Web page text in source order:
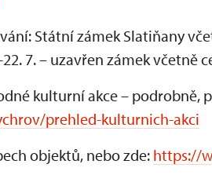
Státní zámek Slatiňany
7. – uzavřen zámek včetně
kulturní akce – podrobně,
prehled-kulturnich-akci
objektů, nebo zde:https://